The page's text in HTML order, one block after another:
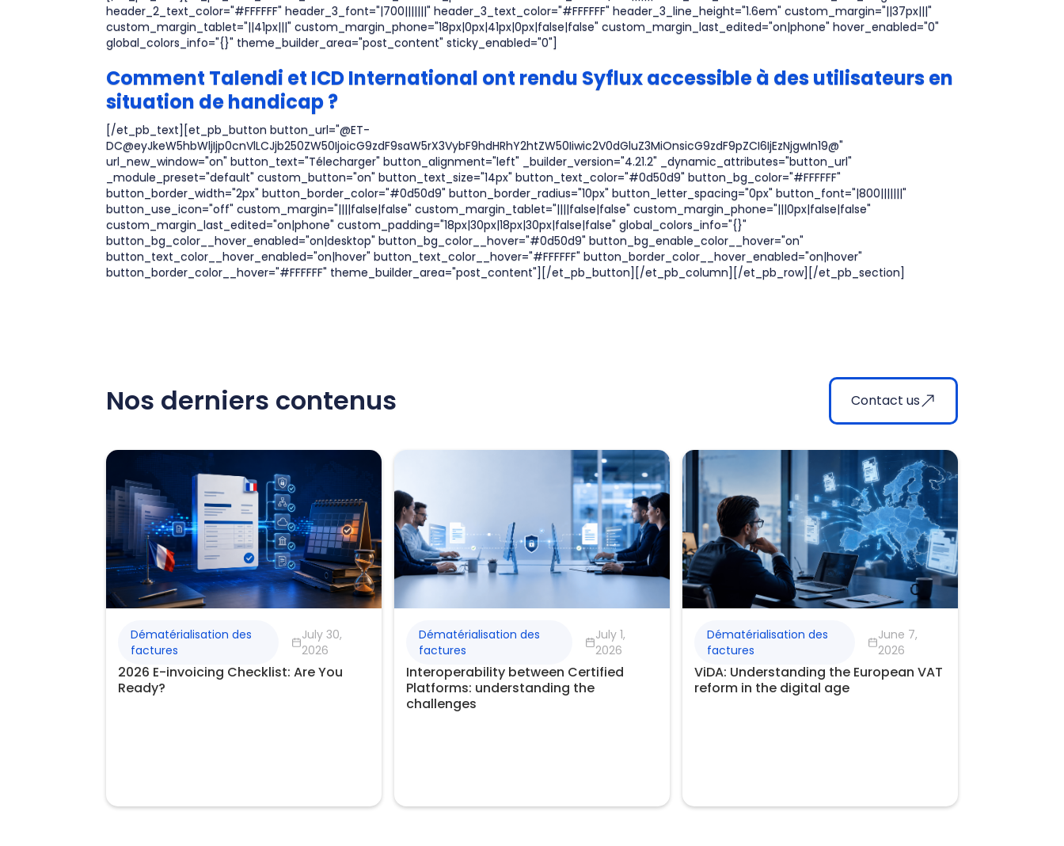
header_2_text_color="#FFFFFF" header_3_font="|700|||||||" header_3_text_color="#FFFFFF" header_3_line_height="1.6em" custom_margin="||37px|||"
custom_margin_tablet="||41px|||" custom_margin_phone="18px|0px|41px|0px|false|false" custom_margin_last_edited="on|phone" hover_enabled="0"
global_colors_info="{}" theme_builder_area="post_content" sticky_enabled="0"]
Comment Talendi et ICD International ont rendu Syflux accessible à des utilisateurs en
situation de handicap ?
[/et_pb_text][et_pb_button button_url="@ET-
DC@eyJkeW5hbWljIjp0cnVlLCJjb250ZW50IjoicG9zdF9saW5rX3VybF9hdHRhY2htZW50Iiwic2V0dGluZ3MiOnsicG9zdF9pZCI6IjEzNjgwIn19@"
url_new_window="on" button_text="Télecharger" button_alignment="left" _builder_version="4.21.2" _dynamic_attributes="button_url"
_module_preset="default" custom_button="on" button_text_size="14px" button_text_color="#0d50d9" button_bg_color="#FFFFFF"
button_border_width="2px" button_border_color="#0d50d9" button_border_radius="10px" button_letter_spacing="0px" button_font="|800|||||||"
button_use_icon="off" custom_margin="||||false|false" custom_margin_tablet="||||false|false" custom_margin_phone="|||0px|false|false"
custom_margin_last_edited="on|phone" custom_padding="18px|30px|18px|30px|false|false" global_colors_info="{}"
button_bg_color__hover_enabled="on|desktop" button_bg_color__hover="#0d50d9" button_bg_enable_color__hover="on"
button_text_color__hover_enabled="on|hover" button_text_color__hover="#FFFFFF" button_border_color__hover_enabled="on|hover"
button_border_color__hover="#FFFFFF" theme_builder_area="post_content"][/et_pb_button][/et_pb_column][/et_pb_row][/et_pb_section]
Nos derniers contenus Contact us
Dématérialisation des
factures
July 30,
2026
2026 E-invoicing Checklist: Are You
Ready?
Dématérialisation des
factures
July 1,
2026
Interoperability between Certified
Platforms: understanding the
challenges
Dématérialisation des
factures
June 7,
2026
ViDA: Understanding the European VAT
reform in the digital age